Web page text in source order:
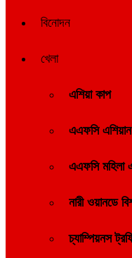
বিনোদন
খেলা
এশিয়া কাপ
এএফসি
এএফসি মহিলা
নারী ওয়ানডে
চ্যাম্পিয়নস